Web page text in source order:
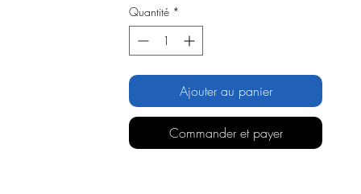
Quantité *
Ajouter au panier
Commander et payer